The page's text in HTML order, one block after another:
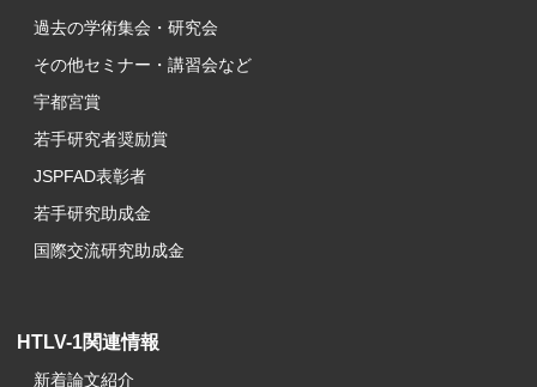
過去の学術集会・研究会
その他セミナー・講習会など
宇都宮賞
若手研究者奨励賞
JSPFAD表彰者
若手研究助成金
国際交流研究助成金
HTLV-1関連情報
新着論文紹介